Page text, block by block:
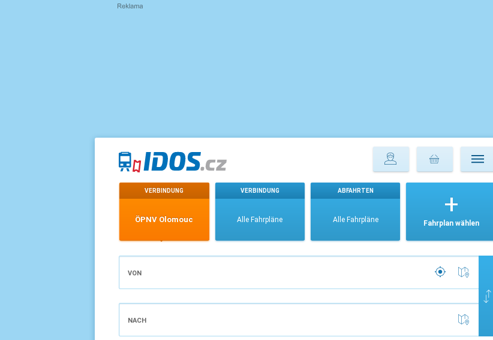
VERBINDUNG
ÖPNV Olomouc
VERBINDUNG
Alle Fahrpläne
ABFAHRTEN
Alle Fahrpläne Fahrplan wählen
VON
NACH